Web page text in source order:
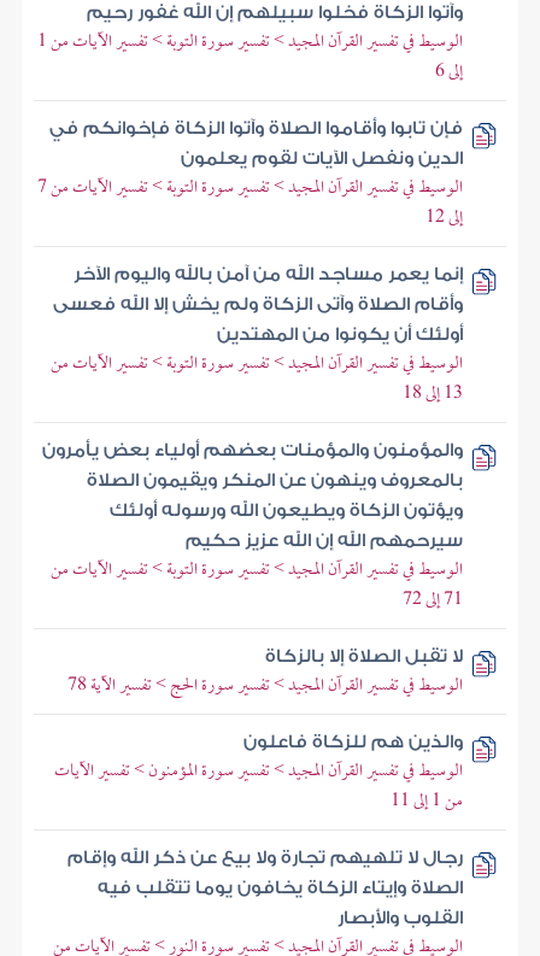
وآتوا الزكاة فخلوا سبيلهم إن الله غفور رحيم
الوسيط في تفسير القرآن المجيد > تفسير سورة التوبة > تفسير الآيات من 1
إلى 6
فإن تابوا وأقاموا الصلاة وآتوا الزكاة فإخوانكم في
الدين ونفصل الآيات لقوم يعلمون
الوسيط في تفسير القرآن المجيد > تفسير سورة التوبة > تفسير الآيات من 7
إلى 12
إنما يعمر مساجد الله من آمن بالله واليوم الآخر
وأقام الصلاة وآتى الزكاة ولم يخش إلا الله فعسى
أولئك أن يكونوا من المهتدين
الوسيط في تفسير القرآن المجيد > تفسير سورة التوبة > تفسير الآيات من
13 إلى 18
والمؤمنون والمؤمنات بعضهم أولياء بعض يأمرون
بالمعروف وينهون عن المنكر ويقيمون الصلاة
ويؤتون الزكاة ويطيعون الله ورسوله أولئك
سيرحمهم الله إن الله عزيز حكيم
الوسيط في تفسير القرآن المجيد > تفسير سورة التوبة > تفسير الآيات من
71 إلى 72
لا تقبل الصلاة إلا بالزكاة
الوسيط في تفسير القرآن المجيد > تفسير سورة الحج > تفسير الآية 78
والذين هم للزكاة فاعلون
الوسيط في تفسير القرآن المجيد > تفسير سورة المؤمنون > تفسير الآيات
من 1 إلى 11
رجال لا تلهيهم تجارة ولا بيع عن ذكر الله وإقام
الصلاة وإيتاء الزكاة يخافون يوما تتقلب فيه
القلوب والأبصار
الوسيط في تفسير القرآن المجيد > تفسير سورة النور > تفسير الآيات من